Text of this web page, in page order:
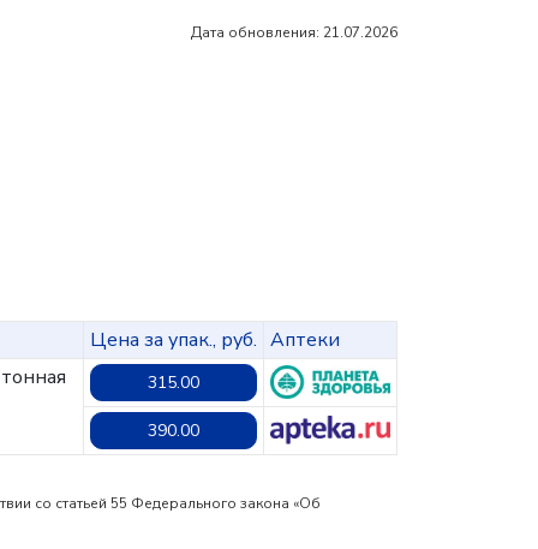
Дата обновления: 21.07.2026
Цена за упак., руб. Аптеки
315.00
390.00
со статьей 55 Федерального закона «Об